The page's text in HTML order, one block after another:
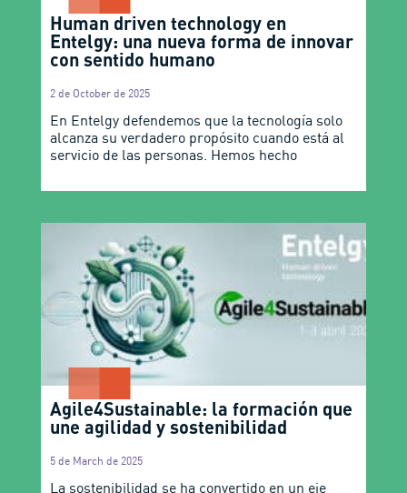
Human driven technology en
Entelgy: una nueva forma de innovar
con sentido humano
2 de October de 2025
En Entelgy defendemos que la tecnología solo
alcanza su verdadero propósito cuando está al
servicio de las personas. Hemos hecho
Agile4Sustainable: la formación que
une agilidad y sostenibilidad
5 de March de 2025
La sostenibilidad se ha convertido en un eje